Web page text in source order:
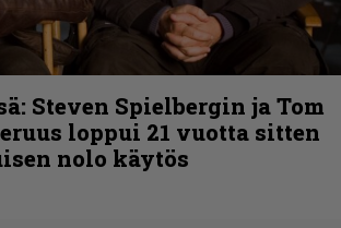
Steven Spielbergin ja Tom
loppui 21 vuotta sitten
nolo käytös